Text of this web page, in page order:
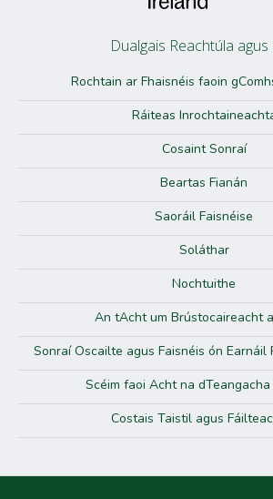
Dualgais Reachtúla agus
Rochtain ar Fhaisnéis faoin
Ráiteas
Cosaint Sonraí
Beartas Fianán
Saoráil Faisnéise
Soláthar
Nochtuithe
An tAcht um Brústocaireacht
Sonraí Oscailte agus Faisnéis ón Earnáil
Scéim faoi Acht na
Costais Taistil agus